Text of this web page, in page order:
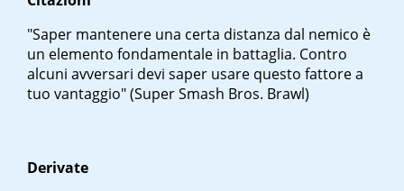
"Saper mantenere una certa distanza dal nemico è
un elemento fondamentale in battaglia. Contro
alcuni avversari devi saper usare questo fattore a
tuo vantaggio" (Super Smash Bros. Brawl)
Derivate